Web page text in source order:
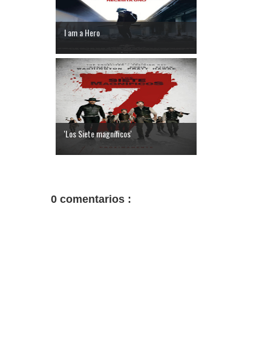
I am a Hero
'Los Siete magníficos'
0 comentarios :